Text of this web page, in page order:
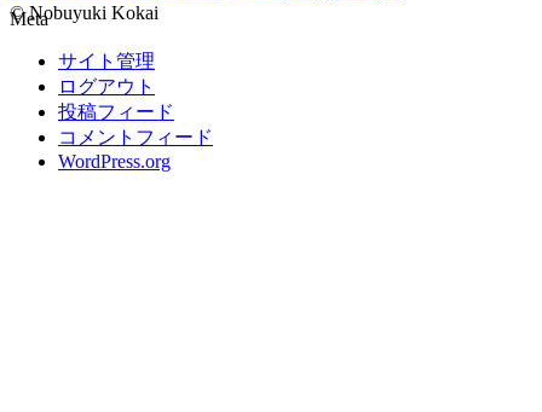
Meta
サイト管理
ログアウト
投稿フィード
コメントフィード
WordPress.org
© Nobuyuki Kokai